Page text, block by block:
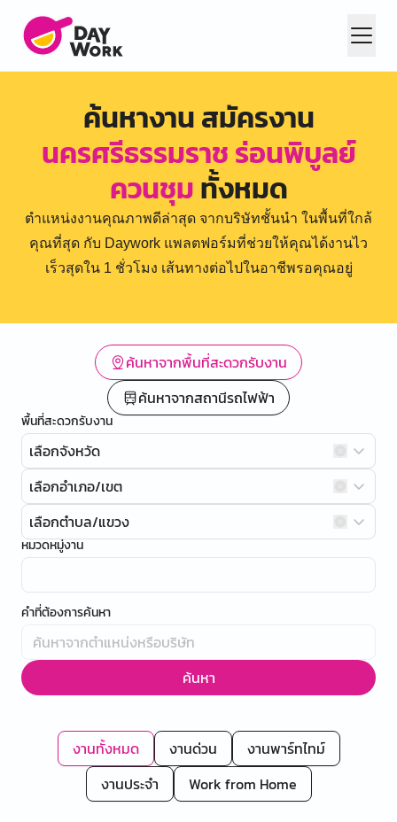
ค้นหางาน สมัครงาน
นครศรีธรรมราช ร่อนพิบูลย์
ควนชุมทั้งหมด
ตำแหน่งงานคุณภาพดีล่าสุด จากบริษัทชั้นนำ ในพื้นที่ใกล้
คุณที่สุด กับ Daywork แพลตฟอร์มที่ช่วยให้คุณได้งานไว
เร็วสุดใน 1 ชั่วโมง เส้นทางต่อไปในอาชีพรอคุณอยู่
ค้นหาจากพื้นที่สะดวกรับงาน
ค้นหาจากสถานีรถไฟฟ้า
พื้นที่สะดวกรับงาน
เลือกจังหวัด
เลือกอำเภอ/เขต
เลือกตำบล/แขวง
หมวดหมู่งาน
คำที่ต้องการค้นหา
ค้นหา
งานทั้งหมด งานด่วน
งานพาร์ทไทม์
งานประจำ
Work from Home